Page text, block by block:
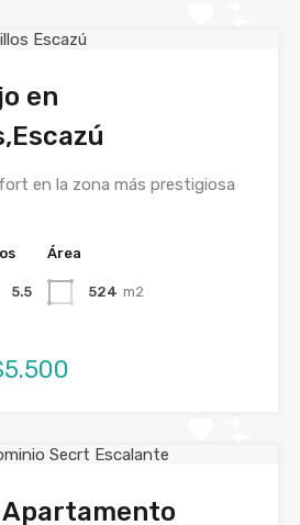
en
en la zona más prestigiosa
5.5
Área
524 m2